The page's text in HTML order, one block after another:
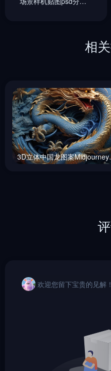
相
3D立
欢迎您留下宝贵的见解！